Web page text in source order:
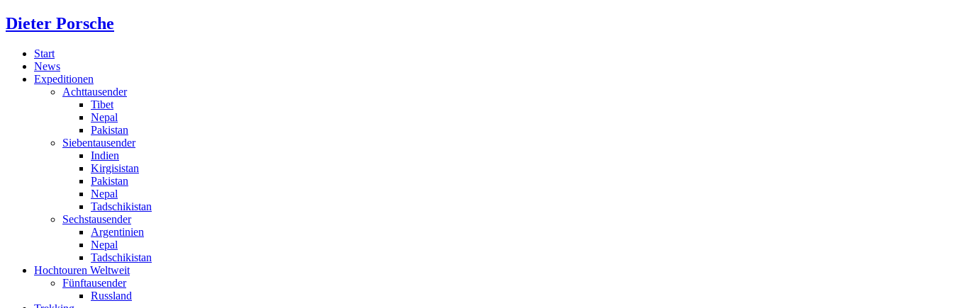
Dieter Porsche
Start
News
Expeditionen
Achttausender
Tibet
Nepal
Pakistan
Siebentausender
Indien
Kirgisistan
Pakistan
Nepal
Tadschikistan
Sechstausender
Argentinien
Nepal
Tadschikistan
Hochtouren Weltweit
Fünftausender
Russland